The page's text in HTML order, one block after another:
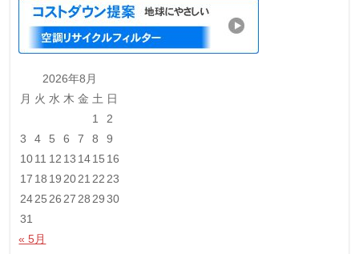
2026年8月
月 火 水 木 金 土 日
1
2
3
4 5 6 7 8
9
1011 12 13 1415 16
17 18 19 2021 22 23
2425 26 27 28 29 30
31
« 5月